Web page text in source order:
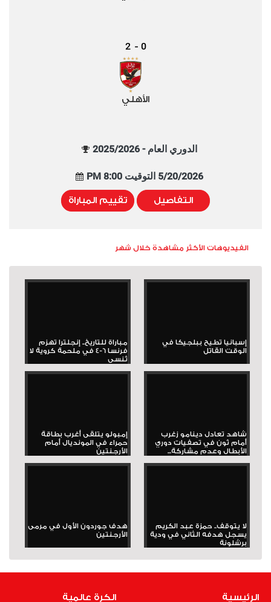
0
-
2
الأهلي
الدوري العام - 2025/2026
5/20/2026 التوقيت 8:00 PM
التفاصيل تقييم المباراة
الفيديوهات الأكثر مشاهدة خلال شهر
إسبانيا تطيح ببلجيكا في
الوقت القاتل
مباراة للتاريخ.. إنجلترا تهزم
فرنسا 6-4 في ملحمة كروية لا
تُنسى
شاهد تعادل دينامو زغرب
أمام ثون في تصفيات دوري
الأبطال وعدم مشاركة...
إمبولو يتلقى أغرب بطاقة
حمراء في المونديال أمام
الأرجنتين
لا يتوقف.. حمزة عبد الكريم
يسجل هدفه الثاني في ودية
برشلونة
هدف جوردون الأول في مرمى
الأرجنتين
الرئيسية الكرة عالمية